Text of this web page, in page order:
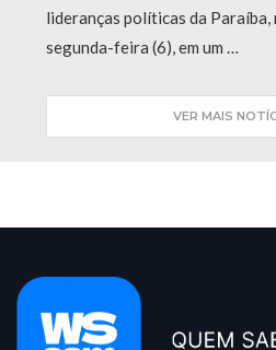
lideranças políticas da Paraíba,
segunda-feira (6), em um …
VER MAIS